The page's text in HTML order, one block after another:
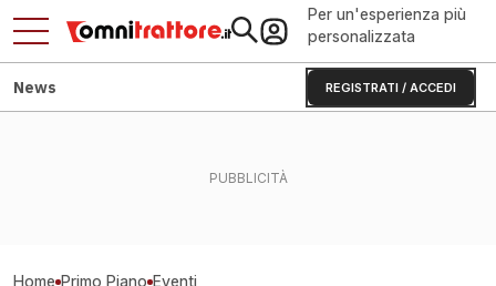
Per un'esperienza più
personalizzata
REGISTRATI / ACCEDI
News
Home Primo Piano Eventi